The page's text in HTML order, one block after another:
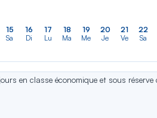
15
Sa
16
Di
17
Lu
18
Ma
19
Me
20
Je
21
Ve
22
Sa
en classe économique et sous